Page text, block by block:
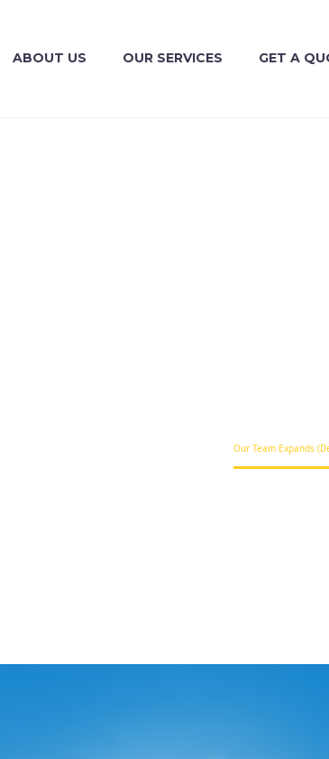
ABOUT US OUR SERVICES GET A
Our Team Expands